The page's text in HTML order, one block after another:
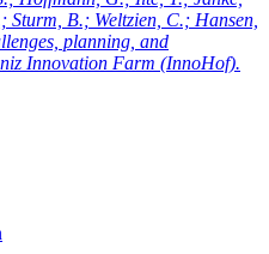
B.; Weltzien, C.; Hansen,
planning, and
Innovation Farm (InnoHof).